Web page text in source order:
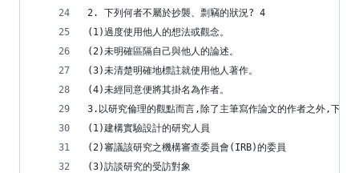
2. 下列何者不屬於抄襲、剽竊的狀況? 4
(1)過度使用他人的想法或觀念。
(2)未明確區隔自己與他人的論述。
(3)未清楚明確地標註就使用他人著作。
(4)未經同意便將其掛名為作者。
3.以研究倫理的觀點而言,除了主筆寫作論文的作者之外,下列
(1)建構實驗設計的研究人員
(2)審議該研究之機構審查委員會(IRB)的委員
(3)訪談研究的受訪對象